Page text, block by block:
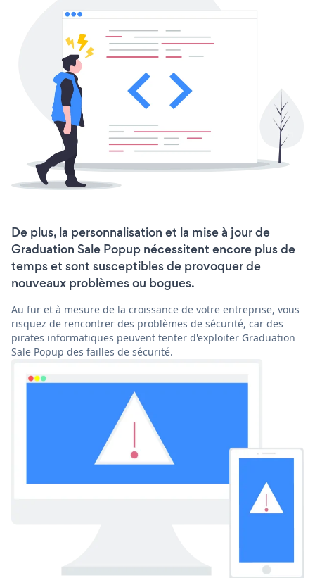
De plus, la personnalisation et la mise à jour de
Graduation Sale Popup nécessitent encore plus de
temps et sont susceptibles de provoquer de
nouveaux problèmes ou bogues.
Au fur et à mesure de la croissance de votre entreprise, vous
risquez de rencontrer des problèmes de sécurité, car des
pirates informatiques peuvent tenter d'exploiter Graduation
Sale Popup des failles de sécurité.